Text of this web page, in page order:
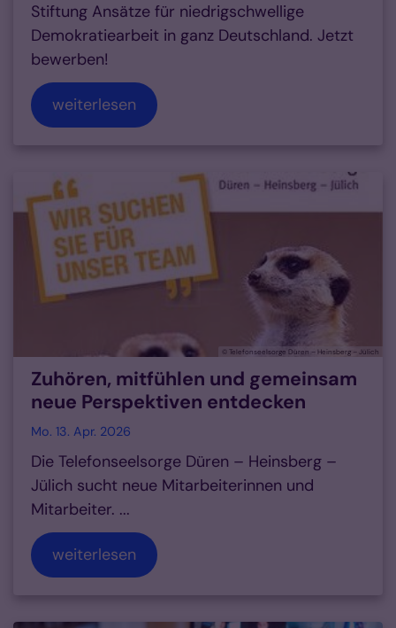
Stiftung Ansätze für niedrigschwellige
Demokratiearbeit in ganz Deutschland. Jetzt
bewerben!
weiterlesen
© Telefonseelsorge Düren – Heinsberg – Jülich
Zuhören, mitfühlen und gemeinsam
neue Perspektiven entdecken
Mo. 13. Apr. 2026
Die Telefonseelsorge Düren – Heinsberg –
Jülich sucht neue Mitarbeiterinnen und
Mitarbeiter. ...
weiterlesen